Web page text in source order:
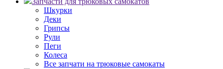
Шкурки
Деки
Грипсы
Рули
Пеги
Колеса
Все запчати на трюковые самокаты